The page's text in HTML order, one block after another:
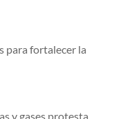
para fortalecer la
y gases protesta